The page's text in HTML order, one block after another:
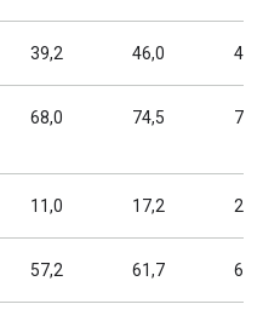
39,2 46,0
68,0 74,5
11,0 17,2
57,2 61,7